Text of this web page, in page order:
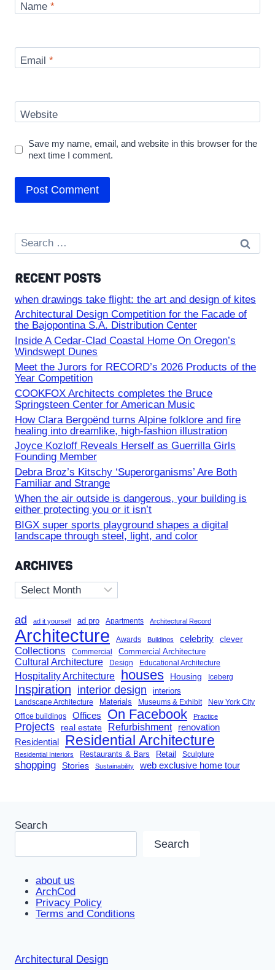
Name *
Email *
Website
Save my name, email, and website in this browser for the
next time I comment.
Search
for:
RECENT POSTS
when drawings take flight: the art and design of kites
Architectural Design Competition for the Facade of
the Bajopontina S.A. Distribution Center
Inside A Cedar-Clad Coastal Home On Oregon’s
Windswept Dunes
Meet the Jurors for RECORD’s 2026 Products of the
Year Competition
COOKFOX Architects completes the Bruce
Springsteen Center for American Music
How Clara Bergoënd turns Alpine folklore and fire
healing into dreamlike, high-fashion illustration
Joyce Kozloff Reveals Herself as Guerrilla Girls
Founding Member
Debra Broz’s Kitschy ‘Superorganisms’ Are Both
Familiar and Strange
When the air outside is dangerous, your building is
either protecting you or it isn’t
BIGX super sports playground shapes a digital
landscape through steel, light, and color
ARCHIVES
Archives
ad ad it yourself ad pro Apartments Architectural Record
Architecture Awards Buildings celebrity clever
Collections Commercial Commercial Architecture
Cultural Architecture Design Educational Architecture
Hospitality Architecture houses Housing Iceberg
Inspiration interior design interiors
Landscape Architecture Materials Museums & Exhibit New York City
Office buildings Offices On Facebook Practice
Projects real estate Refurbishment renovation
Residential Residential Architecture
Residential Interiors Restaurants & Bars Retail Sculpture
shopping Stories Sustainability web exclusive home tour
Search
Search
about us
ArchCod
Privacy Policy
Terms and Conditions
Architectural Design